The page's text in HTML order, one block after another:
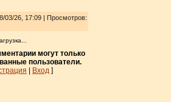
03/26, 17:09 | Просмотров:
могут только
пользователи.
Вход]